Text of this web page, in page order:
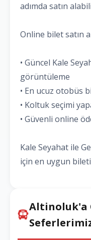
adımda satın
Online bilet satın
• Güncel Kale
görüntüleme
• En ucuz otobüs
• Koltuk seçimi
• Güvenli online
Kale Seyahat ile
için en uygun
Altinoluk'a